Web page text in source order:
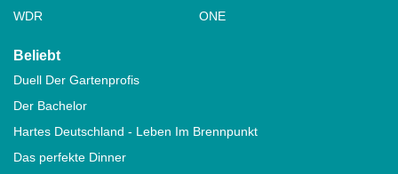
WDR
ONE
Beliebt
Duell Der Gartenprofis
Der Bachelor
Hartes Deutschland - Leben Im Brennpunkt
Das perfekte Dinner